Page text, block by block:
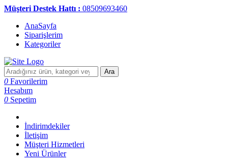
Müşteri Destek Hattı : 08509693460
AnaSayfa
Siparişlerim
Kategoriler
Ara
0 Favorilerim
Hesabım
0 Sepetim
İndirimdekiler
İletişim
Müşteri Hizmetleri
Yeni Ürünler